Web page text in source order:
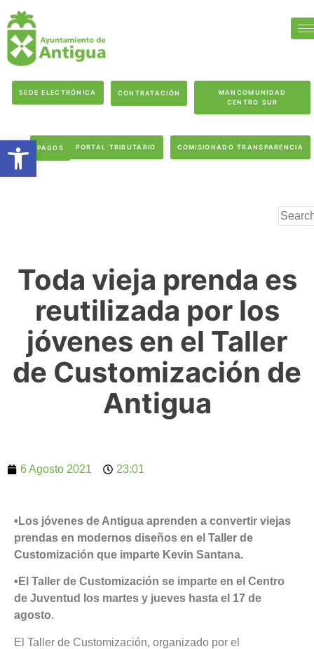
SEDE ELECTRÓNICA CONTRATACIÓN
MANCOMUNIDAD
CENTRO SUR
PAGOS PORTAL TRIBUTARIO COMISIONADO TRANSPARENCIA
Toda vieja prenda es
reutilizada por los
jóvenes en el Taller
de Customización de
Antigua
6 Agosto 2021 23:01
•Los jóvenes de Antigua aprenden a convertir viejas
prendas en modernos diseños en el Taller de
Customización que imparte Kevin Santana.
•El Taller de Customización se imparte en el Centro
de Juventud los martes y jueves hasta el 17 de
agosto.
El Taller de Customización, organizado por el
Abrir barra de herramientas